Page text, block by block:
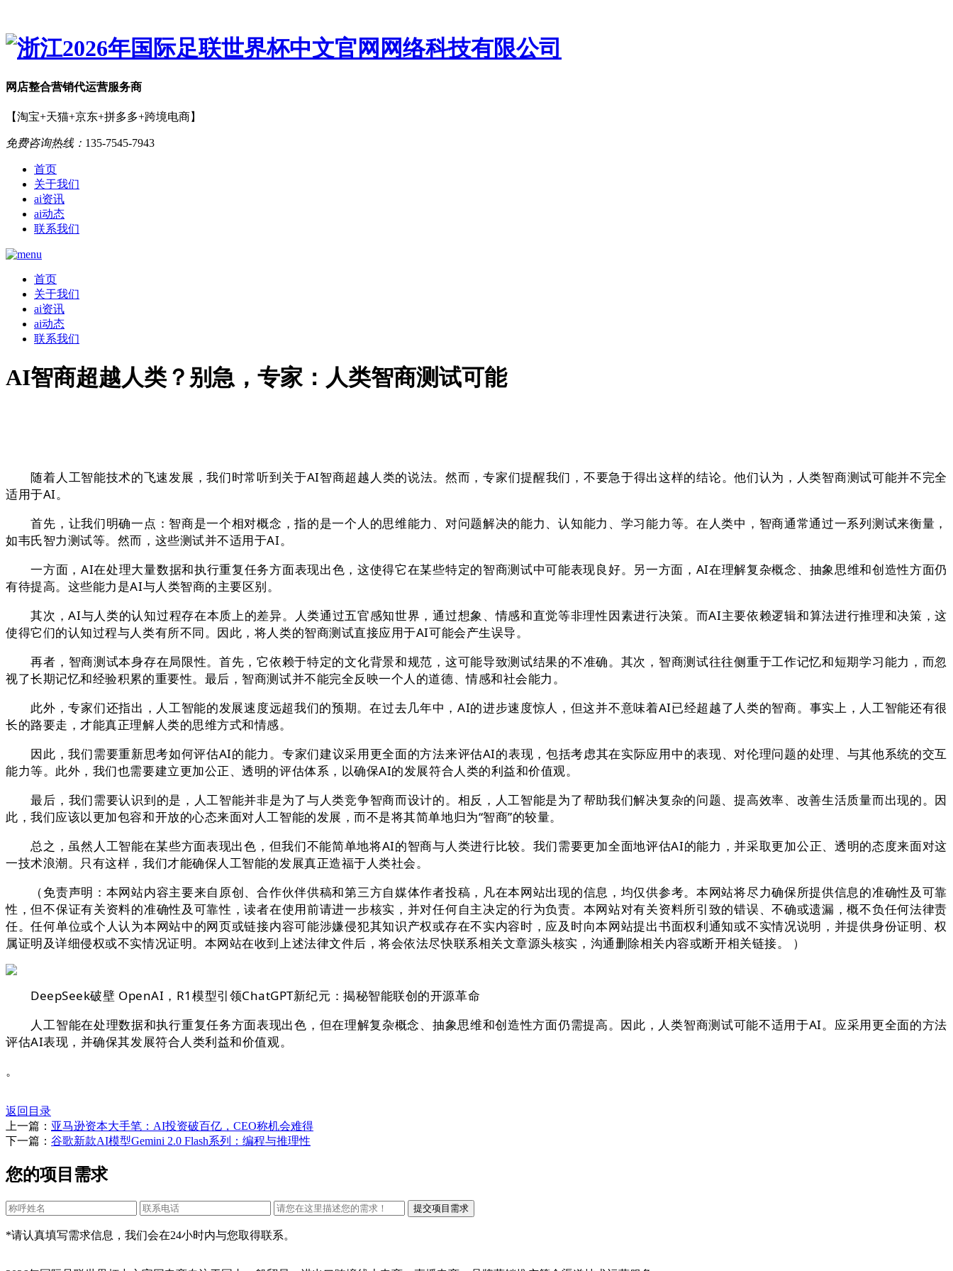
网店整合营销代运营服务商
【淘宝+天猫+京东+拼多多+跨境电商】
免费咨询热线： 135-7545-7943
首页
关于我们
ai资讯
ai动态
联系我们
首页
关于我们
ai资讯
ai动态
联系我们
AI智商超越人类？别急，专家：人类智商测试可能
随着人工智能技术的飞速发展，我们时常听到关于AI智商超越人类的说法。然而，专家们提醒我们，不要急于得出这样的结论。他们认为，人类智商测试可能并不完全
适用于AI。
首先，让我们明确一点：智商是一个相对概念，指的是一个人的思维能力、对问题解决的能力、认知能力、学习能力等。在人类中，智商通常通过一系列测试来衡量，
如韦氏智力测试等。然而，这些测试并不适用于AI。
一方面，AI在处理大量数据和执行重复任务方面表现出色，这使得它在某些特定的智商测试中可能表现良好。另一方面，AI在理解复杂概念、抽象思维和创造性方面仍
有待提高。这些能力是AI与人类智商的主要区别。
其次，AI与人类的认知过程存在本质上的差异。人类通过五官感知世界，通过想象、情感和直觉等非理性因素进行决策。而AI主要依赖逻辑和算法进行推理和决策，这
使得它们的认知过程与人类有所不同。因此，将人类的智商测试直接应用于AI可能会产生误导。
再者，智商测试本身存在局限性。首先，它依赖于特定的文化背景和规范，这可能导致测试结果的不准确。其次，智商测试往往侧重于工作记忆和短期学习能力，而忽
视了长期记忆和经验积累的重要性。最后，智商测试并不能完全反映一个人的道德、情感和社会能力。
此外，专家们还指出，人工智能的发展速度远超我们的预期。在过去几年中，AI的进步速度惊人，但这并不意味着AI已经超越了人类的智商。事实上，人工智能还有很
长的路要走，才能真正理解人类的思维方式和情感。
因此，我们需要重新思考如何评估AI的能力。专家们建议采用更全面的方法来评估AI的表现，包括考虑其在实际应用中的表现、对伦理问题的处理、与其他系统的交互
能力等。此外，我们也需要建立更加公正、透明的评估体系，以确保AI的发展符合人类的利益和价值观。
最后，我们需要认识到的是，人工智能并非是为了与人类竞争智商而设计的。相反，人工智能是为了帮助我们解决复杂的问题、提高效率、改善生活质量而出现的。因
此，我们应该以更加包容和开放的心态来面对人工智能的发展，而不是将其简单地归为“智商”的较量。
总之，虽然人工智能在某些方面表现出色，但我们不能简单地将AI的智商与人类进行比较。我们需要更加全面地评估AI的能力，并采取更加公正、透明的态度来面对这
一技术浪潮。只有这样，我们才能确保人工智能的发展真正造福于人类社会。
（免责声明：本网站内容主要来自原创、合作伙伴供稿和第三方自媒体作者投稿，凡在本网站出现的信息，均仅供参考。本网站将尽力确保所提供信息的准确性及可靠
性，但不保证有关资料的准确性及可靠性，读者在使用前请进一步核实，并对任何自主决定的行为负责。本网站对有关资料所引致的错误、不确或遗漏，概不负任何法律责
任。任何单位或个人认为本网站中的网页或链接内容可能涉嫌侵犯其知识产权或存在不实内容时，应及时向本网站提出书面权利通知或不实情况说明，并提供身份证明、权
属证明及详细侵权或不实情况证明。本网站在收到上述法律文件后，将会依法尽快联系相关文章源头核实，沟通删除相关内容或断开相关链接。 ）
DeepSeek破壁 OpenAI，R1模型引领ChatGPT新纪元：揭秘智能联创的开源革命
人工智能在处理数据和执行重复任务方面表现出色，但在理解复杂概念、抽象思维和创造性方面仍需提高。因此，人类智商测试可能不适用于AI。应采用更全面的方法
评估AI表现，并确保其发展符合人类利益和价值观。
。
返回目录
上一篇： 亚马逊资本大手笔：AI投资破百亿，CEO称机会难得
下一篇： 谷歌新款AI模型Gemini 2.0 Flash系列：编程与推理性
您的项目需求
*请认真填写需求信息，我们会在24小时内与您取得联系。